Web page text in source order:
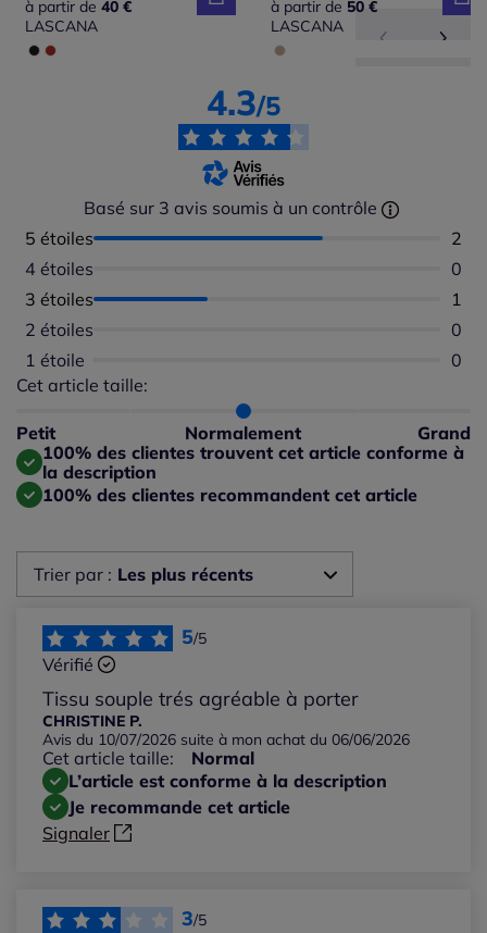
à partir de 40 €
LASCANA
à partir de 50 €
LASCANA
4.3/5
Basé sur 3 avis soumis à un contrôle
5 étoiles
2
4 étoiles
0
3 étoiles
1
2 étoiles
0
1 étoile
0
Cet article taille:
Petit Normalement Grand
Répartition du taillant selon les avis clients
Taille normalement : 100%
Taille grand : 0%
100% des clientes trouvent cet article conforme à
la description
100% des clientes recommandent cet article
Trier par : Les plus récents
Les plus récents
Les plus anciens
Notes les plus élevées
Notes les plus basses
5/5
Vérifié
Tissu souple trés agréable à porter
CHRISTINE P.
Avis du 10/07/2026 suite à mon achat du 06/06/2026
Cet article taille:
Normal
L’article est conforme à la description
Je recommande cet article
Signaler
3/5